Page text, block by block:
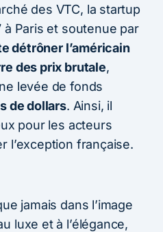
des VTC, la startup
à Paris et soutenue par
détrôner l’américain
des prix brutale,
levée de fonds
de dollars. Ainsi, il
pour les acteurs
l’exception française.
jamais dans l’image
luxe et à l’élégance,